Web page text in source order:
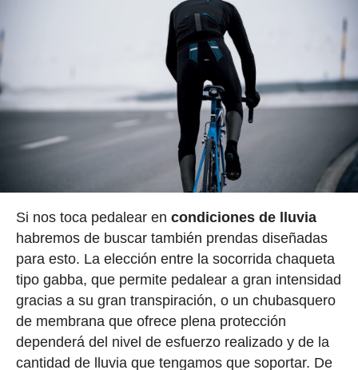
Si nos toca pedalear en condiciones de lluvia
habremos de buscar también prendas diseñadas
para esto. La elección entre la socorrida chaqueta
tipo gabba, que permite pedalear a gran intensidad
gracias a su gran transpiración, o un chubasquero
de membrana que ofrece plena protección
dependerá del nivel de esfuerzo realizado y de la
cantidad de lluvia que tengamos que soportar. De